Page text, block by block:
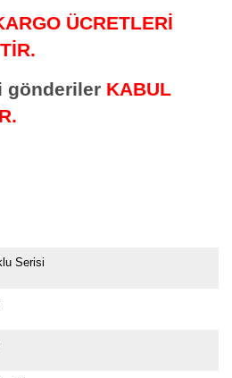
ÜCRETLERİ
gönderiler KABUL
Serisi